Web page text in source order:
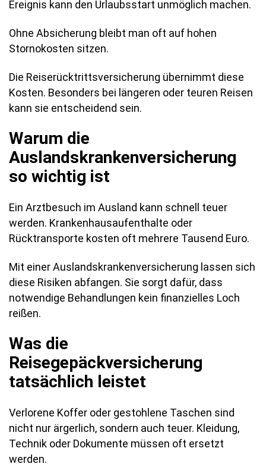
Ereignis kann den Urlaubsstart unmöglich machen.
Ohne Absicherung bleibt man oft auf hohen
Stornokosten sitzen.
Die Reiserücktrittsversicherung übernimmt diese
Kosten. Besonders bei längeren oder teuren Reisen
kann sie entscheidend sein.
Warum die
Auslandskrankenversicherung
so wichtig ist
Ein Arztbesuch im Ausland kann schnell teuer
werden. Krankenhausaufenthalte oder
Rücktransporte kosten oft mehrere Tausend Euro.
Mit einer Auslandskrankenversicherung lassen sich
diese Risiken abfangen. Sie sorgt dafür, dass
notwendige Behandlungen kein finanzielles Loch
reißen.
Was die
Reisegepäckversicherung
tatsächlich leistet
Verlorene Koffer oder gestohlene Taschen sind
nicht nur ärgerlich, sondern auch teuer. Kleidung,
Technik oder Dokumente müssen oft ersetzt
werden.